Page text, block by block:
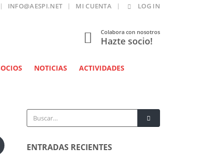
INFO@AESPI.NET MI CUENTA LOG IN
Colabora con nosotros
Hazte socio!
NOTICIAS ACTIVIDADES
ENTRADAS RECIENTES